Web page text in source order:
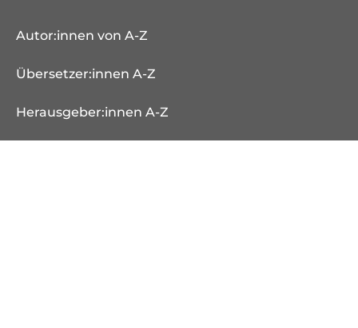
Autor:innen von A-Z
Übersetzer:innen A-Z
Herausgeber:innen A-Z